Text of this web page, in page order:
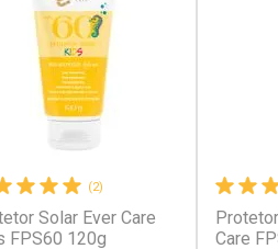
Desconto
(2)
Solar Ever Care
FPS60 120g
Care